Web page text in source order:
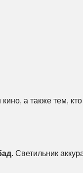
а также тем,
. Светильник